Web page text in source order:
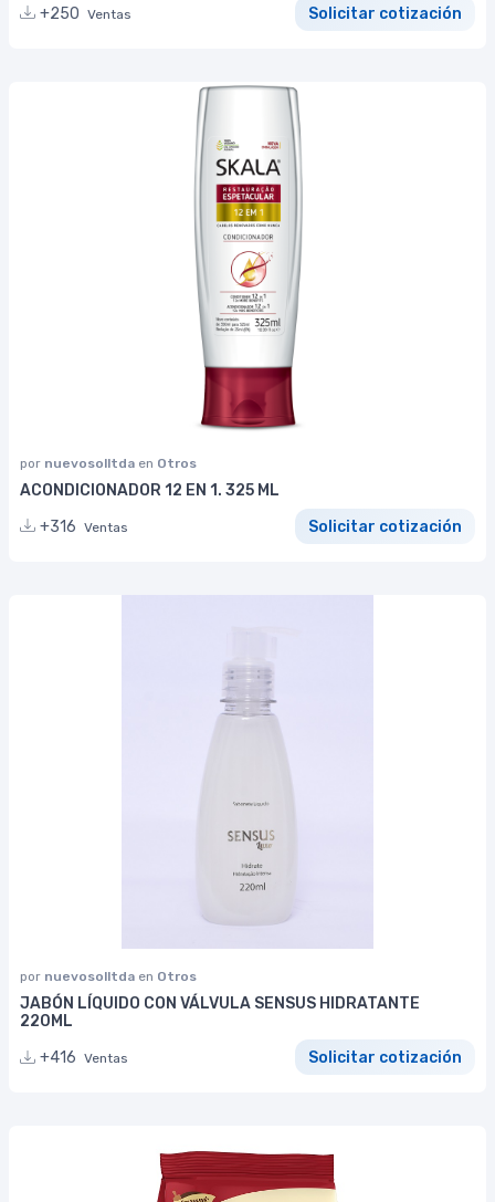
+250 Ventas Solicitar cotización
por nuevosolltda en Otros
ACONDICIONADOR 12 EN 1. 325 ML
+316 Ventas Solicitar cotización
por nuevosolltda en Otros
JABÓN LÍQUIDO CON VÁLVULA SENSUS HIDRATANTE
220ML
+416 Ventas Solicitar cotización